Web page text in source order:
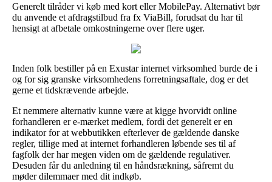
Generelt tilråder vi køb med kort eller MobilePay. Alternativt bør
du anvende et afdragstilbud fra fx ViaBill, forudsat du har til
hensigt at afbetale omkostningerne over flere uger.
Inden folk bestiller på en Exustar internet virksomhed burde de i
og for sig granske virksomhedens forretningsaftale, dog er det
gerne et tidskrævende arbejde.
Et nemmere alternativ kunne være at kigge hvorvidt online
forhandleren er e-mærket medlem, fordi det generelt er en
indikator for at webbutikken efterlever de gældende danske
regler, tillige med at internet forhandleren løbende ses til af
fagfolk der har megen viden om de gældende regulativer.
Desuden får du anledning til en håndsrækning, såfremt du
møder dilemmaer med dit indkøb.